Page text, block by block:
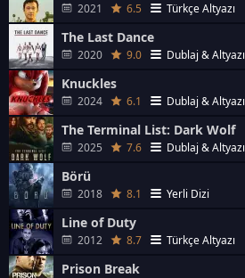
2021 6.5 Türkçe Altyazı
The Last Dance
2020 9.0 Dublaj & Altyazı
Knuckles
2024 6.1 Dublaj & Altyazı
The Terminal List: Dark Wolf
2025 7.6 Dublaj & Altyazı
Börü
2018 8.1 Yerli Dizi
Line of Duty
2012 8.7 Türkçe Altyazı
Prison Break